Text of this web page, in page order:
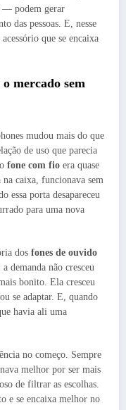
— podem gerar
das pessoas. E, nesse
que se encaixa
mercado sem
mudou mais do que
de uso que parecia
fone com fio era quase
caixa, funcionava sem
essa porta desapareceu
para uma nova
dos fones de ouvido
demanda não cresceu
bonito. Ela cresceu
se adaptar. E, quando
havia ali uma
no começo. Sempre
melhor por ser mais
de filtrar as escolhas.
e se encaixa melhor no